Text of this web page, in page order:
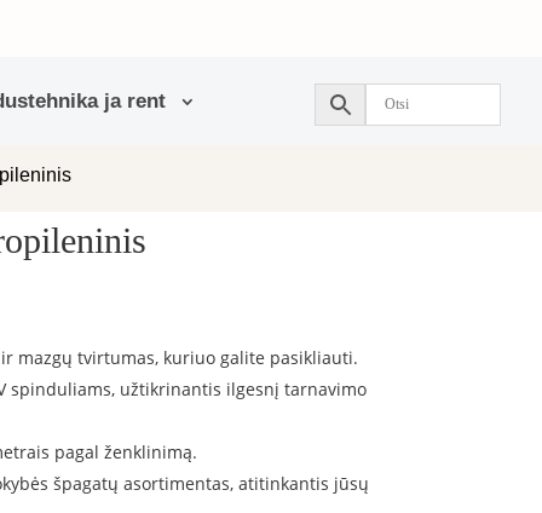
ja rent
mazgų tvirtumas, kuriuo galite pasikliauti.
spinduliams, užtikrinantis ilgesnį tarnavimo
pagal ženklinimą.
špagatų asortimentas, atitinkantis jūsų